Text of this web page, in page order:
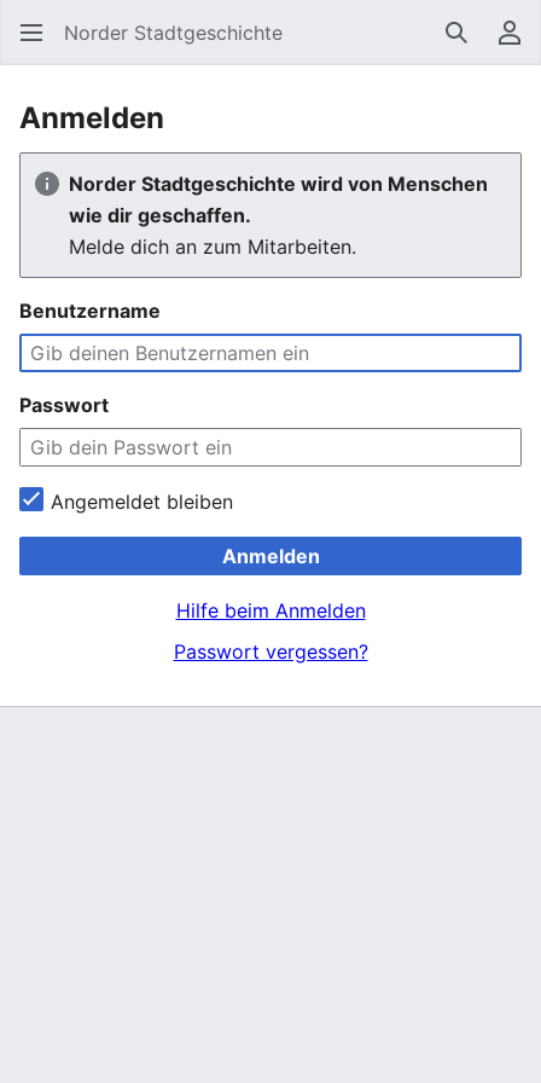
Norder Stadtgeschichte Suchen
Anmelden
Norder Stadtgeschichte wird von Menschen
wie dir geschaffen.
Melde dich an zum Mitarbeiten.
Benutzername
Passwort
Angemeldet bleiben
Anmelden
Hilfe beim Anmelden
Passwort vergessen?